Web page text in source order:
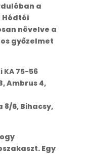
a
növelve a
győzelmet
KA 75-56
Ambrus 4,
8/6, Bihacsy,
Egy